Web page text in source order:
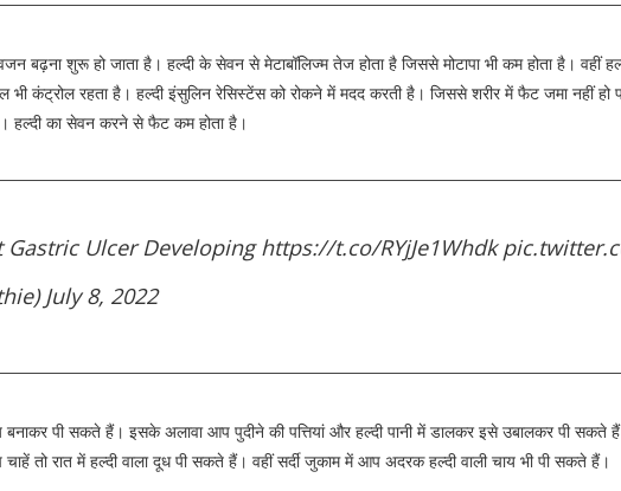
बढ़ना शुरू हो जाता है। हल्दी के सेवन से मेटाबॉलिज्म तेज होता है जिससे मोटापा भी कम होता है। वहीं
रहता है। हल्दी इंसुलिन रेसिस्टेंस को रोकने में मदद करती है। जिससे शरीर में फैट जमा नहीं हो
हल्दी का सेवन करने से फैट कम होता है।
Ulcer Developinghttps://t.co/RYjJe1Whdk
July 8, 2022
पी सकते हैं। इसके अलावा आप पुदीने की पत्तियां और हल्दी पानी में डालकर इसे उबालकर पी सकते
तो रात में हल्दी वाला दूध पी सकते हैं। वहीं सर्दी जुकाम में आप अदरक हल्दी वाली चाय भी पी सकते हैं।